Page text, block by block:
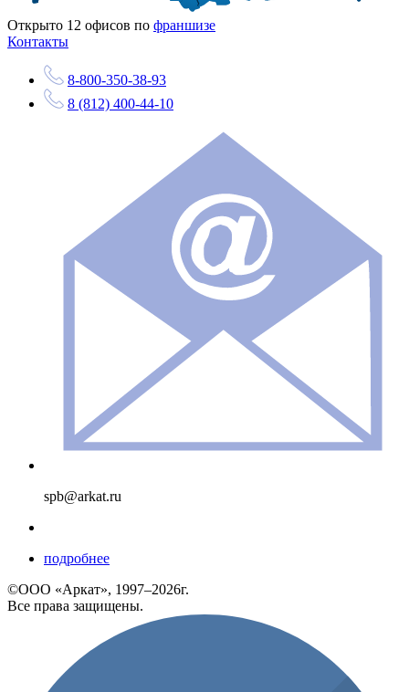
Открыто 12 офисов по франшизе
Контакты
8-800-350-38-93
8 (812) 400-44-10
spb@arkat.ru
подробнее
©ООО «Аркат», 1997–2026г.
Все права защищены.